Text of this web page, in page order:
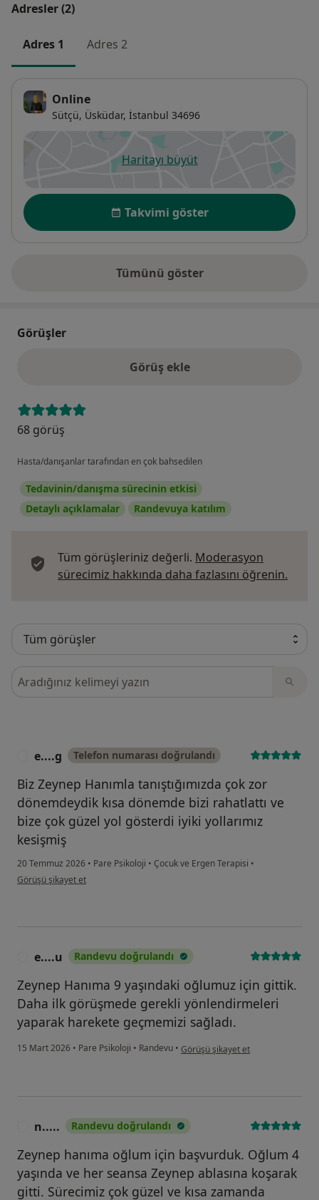
Adresler (2)
Adres 1 Adres 2
Online
Sütçü, Üsküdar, İstanbul 34696
Haritayı büyütyeni bir sekmede açılır
Uygunluk
Takvimi göster
Tümünü göster
adres hakkında
Görüşler
Görüş ekle
68 görüş
Hasta/danışanlar tarafından en çok bahsedilen
Tedavinin/danışma sürecinin etkisi
Detaylı açıklamalar
Randevuya katılım
Tüm görüşleriniz değerli. Moderasyon
sürecimiz hakkında daha fazlasını öğrenin.
Görüşler içerisinde ara
e....g Telefon numarası doğrulandı
Biz Zeynep Hanımla tanıştığımızda çok zor
dönemdeydik kısa dönemde bizi rahatlattı ve
bize çok güzel yol gösterdi iyiki yollarımız
kesişmiş
20 Temmuz 2026 • Pare Psikoloji • Çocuk ve Ergen Terapisi •
kullanıcının görüşüne göre e....g
Görüşü şikayet et
e....u Randevu doğrulandı
Zeynep Hanıma 9 yaşındaki oğlumuz için gittik.
Daha ilk görüşmede gerekli yönlendirmeleri
yaparak harekete geçmemizi sağladı.
15 Mart 2026 • Pare Psikoloji • Randevu • kullanıcının görüşüne göre e....u
Görüşü şikayet et
n..... Randevu doğrulandı
Zeynep hanıma oğlum için başvurduk. Oğlum 4
yaşında ve her seansa Zeynep ablasına koşarak
gitti. Sürecimiz çok güzel ve kısa zamanda